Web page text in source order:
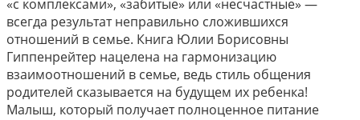
«с комплексами», «забитые» или «несчастные» —
всегда результат неправильно сложившихся
отношений в семье. Книга Юлии Борисовны
Гиппенрейтер нацелена на гармонизацию
взаимоотношений в семье, ведь стиль общения
родителей сказывается на будущем их ребенка!
Малыш, который получает полноценное питание